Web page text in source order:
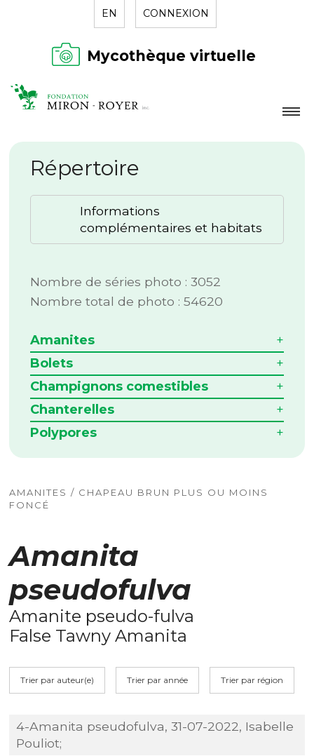
EN CONNEXION
Mycothèque virtuelle
LA FONDATION
NOUVELLES
RÉPERTOIRE
Répertoire
Informations
complémentaires et habitats
Nombre de séries photo : 3052
Nombre total de photo : 54620
Amanites
Bolets
Champignons comestibles
Chanterelles
Polypores
AMANITES / CHAPEAU BRUN PLUS OU MOINS
FONCÉ
Amanita
pseudofulva
Amanite pseudo-fulva
False Tawny Amanita
Trier par auteur(e) Trier par année Trier par région
4-Amanita pseudofulva, 31-07-2022, Isabelle
Pouliot;